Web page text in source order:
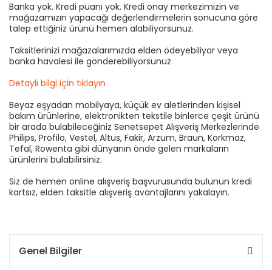
Banka yok. Kredi puanı yok. Kredi onay merkezimizin ve
mağazamızın yapacağı değerlendirmelerin sonucuna göre
talep ettiğiniz ürünü hemen alabiliyorsunuz.
Taksitlerinizi mağazalarımızda elden ödeyebiliyor veya
banka havalesi ile gönderebiliyorsunuz
Detaylı bilgi için tıklayın
Beyaz eşyadan mobilyaya, küçük ev aletlerinden kişisel
bakım ürünlerine, elektronikten tekstile binlerce çeşit ürünü
bir arada bulabileceğiniz Senetsepet Alışveriş Merkezlerinde
Philips, Profilo, Vestel, Altus, Fakir, Arzum, Braun, Korkmaz,
Tefal, Rowenta gibi dünyanın önde gelen markaların
ürünlerini bulabilirsiniz.
Siz de hemen online alışveriş başvurusunda bulunun kredi
kartsız, elden taksitle alışveriş avantajlarını yakalayın.
Genel Bilgiler